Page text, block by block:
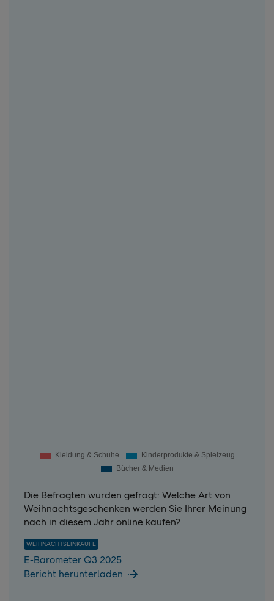
Die Befragten wurden gefragt: Welche Art von
Weihnachtsgeschenken werden Sie Ihrer Meinung
nach in diesem Jahr online kaufen?
WEIHNACHTSEINKÄUFE
E-Barometer Q3 2025
Bericht herunterladen